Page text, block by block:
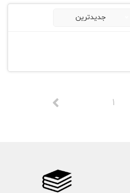
جدیدترین
1